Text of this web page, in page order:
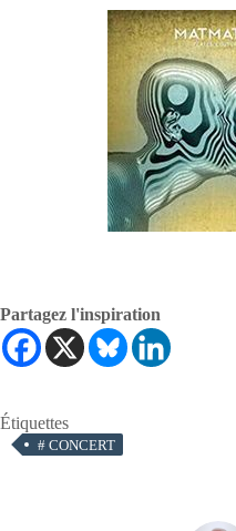
Partagez l'inspiration
Étiquettes
# CONCERT